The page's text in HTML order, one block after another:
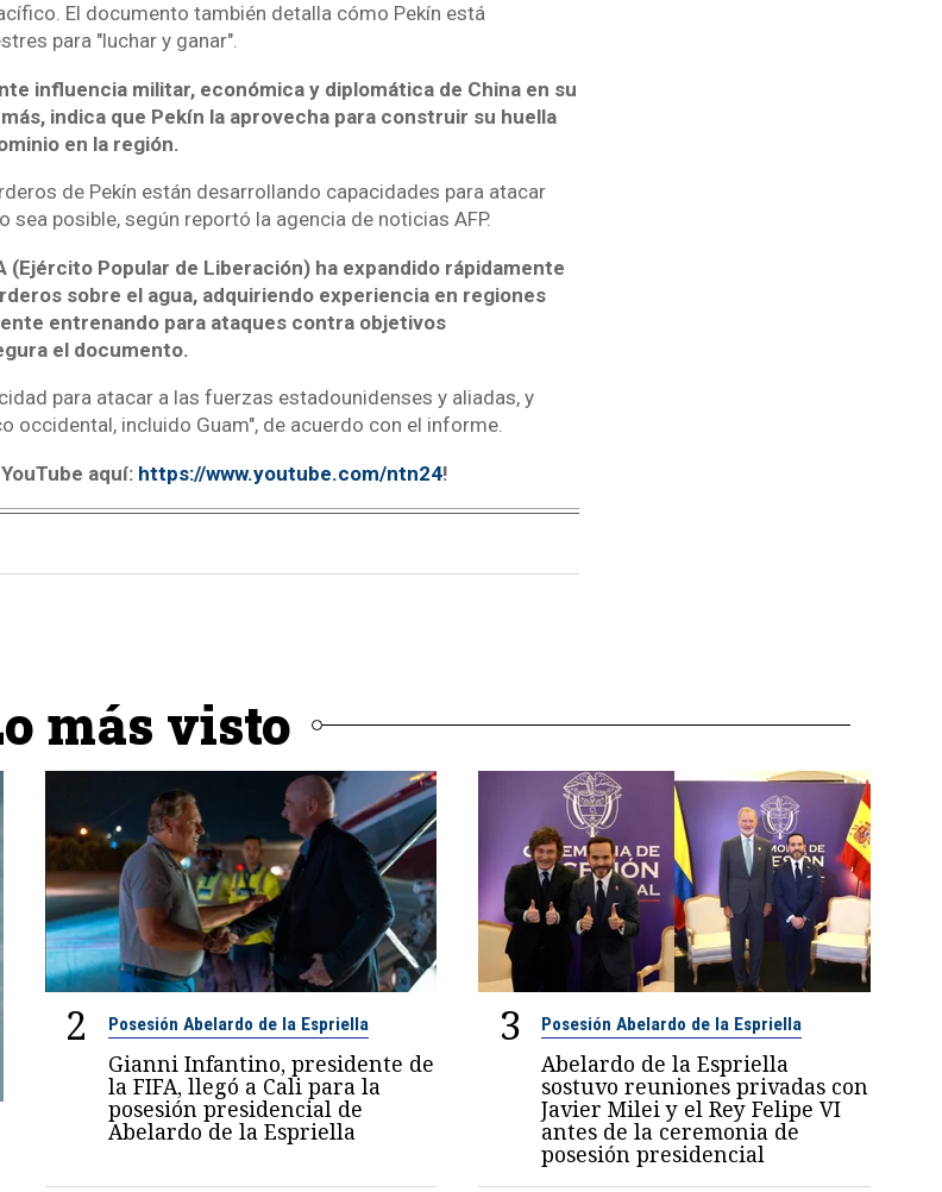
El documento también detalla cómo Pekín está
para "luchar y ganar".
influencia militar, económica y diplomática de China en su
indica que Pekín la aprovecha para construir su huella
en la región.
de Pekín están desarrollando capacidades para atacar
posible, según reportó la agencia de noticias AFP.
(Ejército Popular de Liberación) ha expandido rápidamente
sobre el agua, adquiriendo experiencia en regiones
entrenando para ataques contra objetivos
el documento.
para atacar a las fuerzas estadounidenses y aliadas, y
occidental, incluido Guam", de acuerdo con el informe.
aquí: https://www.youtube.com/ntn24!
más visto
2 Posesión Abelardo de la Espriella
Gianni Infantino, presidente de
la FIFA, llegó a Cali para la
posesión presidencial de
Abelardo de la Espriella
3 Posesión Abelardo de la Espriella
Abelardo de la Espriella
sostuvo reuniones privadas con
Javier Milei y el Rey Felipe VI
antes de la ceremonia de
posesión presidencial